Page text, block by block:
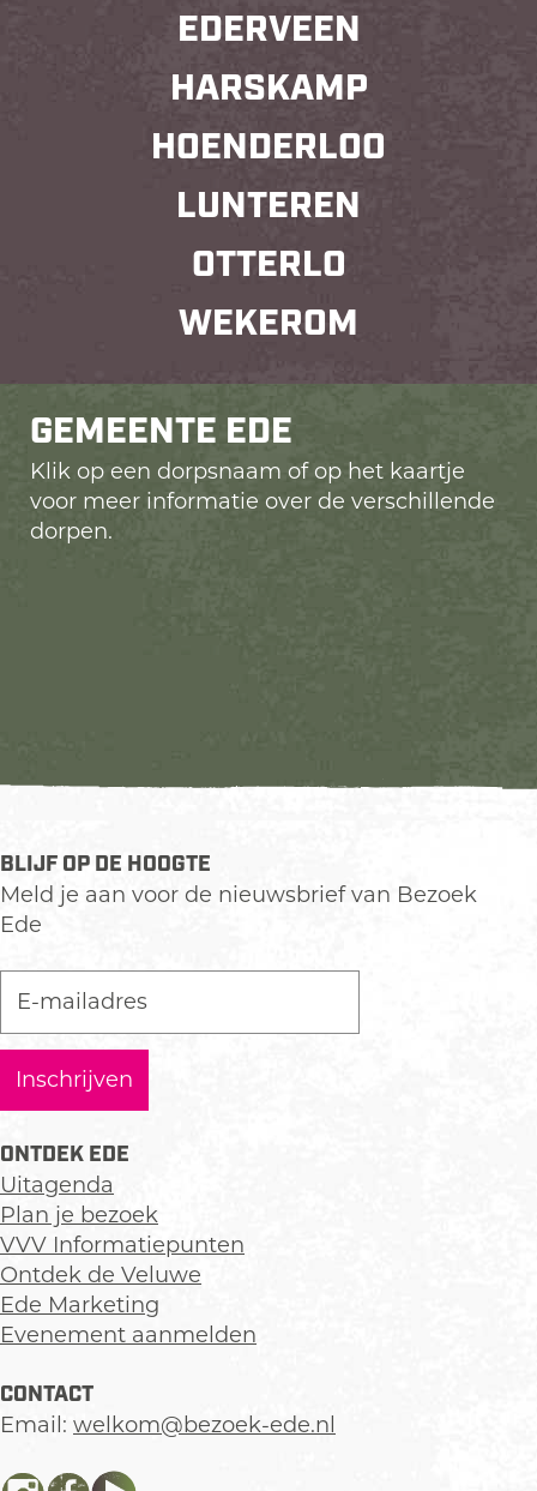
EDERVEEN
HARSKAMP
HOENDERLOO
LUNTEREN
OTTERLO
WEKEROM
GEMEENTE EDE
Klik op een dorpsnaam of op het kaartje
voor meer informatie over de verschillende
dorpen.
BLIJF OP DE HOOGTE
Meld je aan voor de nieuwsbrief van Bezoek
Ede
ONTDEK EDE
Uitagenda
Plan je bezoek
VVV Informatiepunten
Ontdek de Veluwe
Ede Marketing
Evenement aanmelden
CONTACT
Email: welkom@bezoek-ede.nl